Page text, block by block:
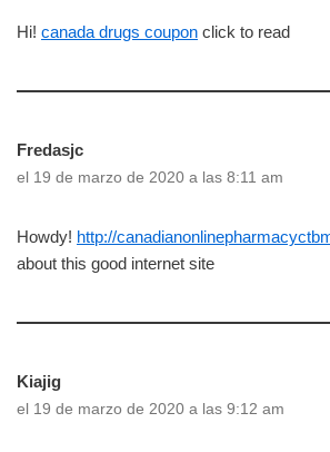
Hi! canada drugs coupon click to read
Fredasjc
el 19 de marzo de 2020 a las 8:11 am
Howdy! http://
about this good internet site
Kiajig
el 19 de marzo de 2020 a las 9:12 am